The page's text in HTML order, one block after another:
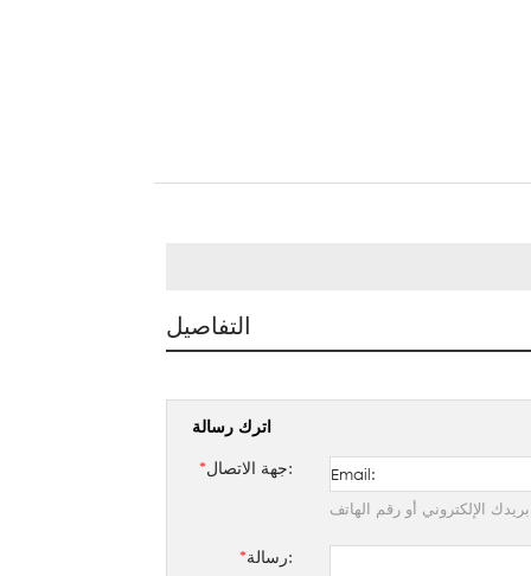
التفاصيل
اترك رسالة
*
جهة الاتصال:
الإلكتروني أو رقم الهاتف
* رسالة: